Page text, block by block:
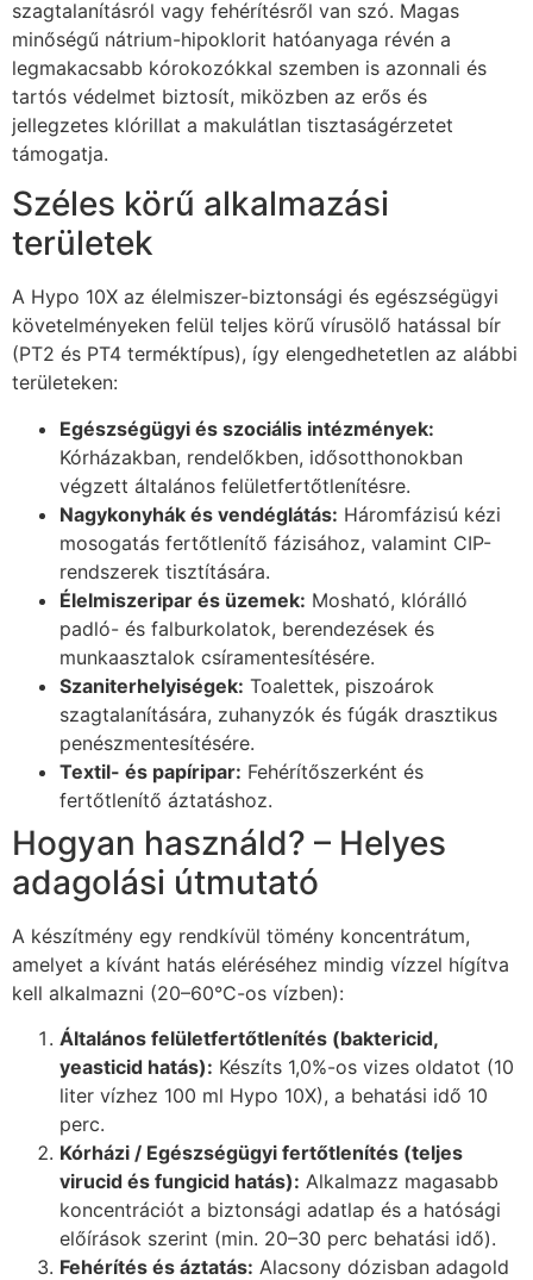
szagtalanításról vagy fehérítésről van szó. Magas
minőségű nátrium-hipoklorit hatóanyaga révén a
legmakacsabb kórokozókkal szemben is azonnali és
tartós védelmet biztosít, miközben az erős és
jellegzetes klórillat a makulátlan tisztaságérzetet
támogatja.
Széles körű alkalmazási
területek
A Hypo 10X az élelmiszer-biztonsági és egészségügyi
követelményeken felül teljes körű vírusölő hatással bír
(PT2 és PT4 terméktípus), így elengedhetetlen az alábbi
területeken:
Egészségügyi és szociális intézmények:
Kórházakban, rendelőkben, idősotthonokban
végzett általános felületfertőtlenítésre.
Nagykonyhák és vendéglátás: Háromfázisú kézi
mosogatás fertőtlenítő fázisához, valamint CIP-
rendszerek tisztítására.
Élelmiszeripar és üzemek: Mosható, klórálló
padló- és falburkolatok, berendezések és
munkaasztalok csíramentesítésére.
Szaniterhelyiségek: Toalettek, piszoárok
szagtalanítására, zuhanyzók és fúgák drasztikus
penészmentesítésére.
Textil- és papíripar: Fehérítőszerként és
fertőtlenítő áztatáshoz.
Hogyan használd? – Helyes
adagolási útmutató
A készítmény egy rendkívül tömény koncentrátum,
amelyet a kívánt hatás eléréséhez mindig vízzel hígítva
kell alkalmazni (20–60°C-os vízben):
Általános felületfertőtlenítés (baktericid,
yeasticid hatás): Készíts 1,0%-os vizes oldatot (10
liter vízhez 100 ml Hypo 10X), a behatási idő 10
perc.
Kórházi / Egészségügyi fertőtlenítés (teljes
virucid és fungicid hatás): Alkalmazz magasabb
koncentrációt a biztonsági adatlap és a hatósági
előírások szerint (min. 20–30 perc behatási idő).
Fehérítés és áztatás: Alacsony dózisban adagold